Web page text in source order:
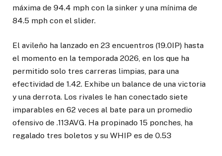
máxima de 94.4 mph con la sinker y una mínima de
84.5 mph con el slider.
El avileño ha lanzado en 23 encuentros (19.0IP) hasta
el momento en la temporada 2026, en los que ha
permitido solo tres carreras limpias, para una
efectividad de 1.42. Exhibe un balance de una victoria
y una derrota. Los rivales le han conectado siete
imparables en 62 veces al bate para un promedio
ofensivo de .113AVG. Ha propinado 15 ponches, ha
regalado tres boletos y su WHIP es de 0.53